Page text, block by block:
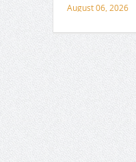
August 06, 2026